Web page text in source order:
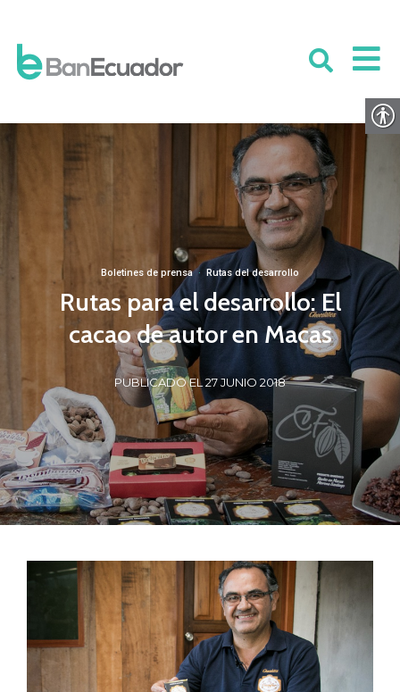
Boletines de prensa· Rutas del desarrollo
Rutas para el desarrollo: El
cacao de autor en Macas
PUBLICADO EL 27 JUNIO 2018